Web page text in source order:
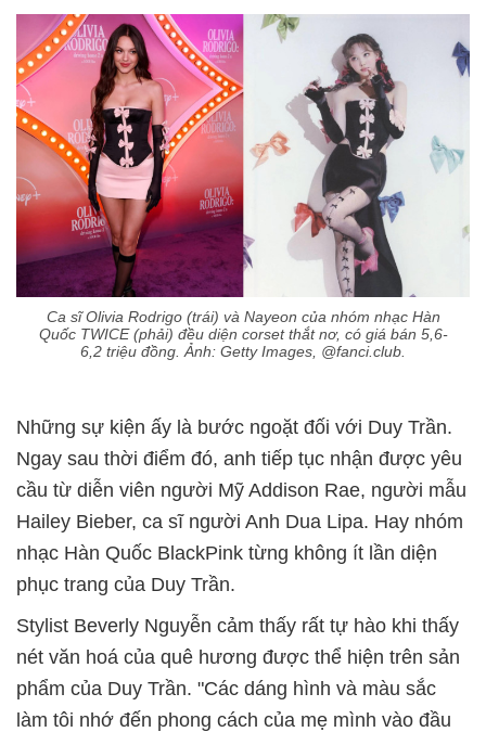
Ca sĩ Olivia Rodrigo (trái) và Nayeon của nhóm nhạc Hàn
Quốc TWICE (phải) đều diện corset thắt nơ, có giá bán 5,6-
6,2 triệu đồng. Ảnh: Getty Images, @fanci.club.
Những sự kiện ấy là bước ngoặt đối với Duy Trần.
Ngay sau thời điểm đó, anh tiếp tục nhận được yêu
cầu từ diễn viên người Mỹ Addison Rae, người mẫu
Hailey Bieber, ca sĩ người Anh Dua Lipa. Hay nhóm
nhạc Hàn Quốc BlackPink từng không ít lần diện
phục trang của Duy Trần.
Stylist Beverly Nguyễn cảm thấy rất tự hào khi thấy
nét văn hoá của quê hương được thể hiện trên sản
phẩm của Duy Trần. "Các dáng hình và màu sắc
làm tôi nhớ đến phong cách của mẹ mình vào đầu